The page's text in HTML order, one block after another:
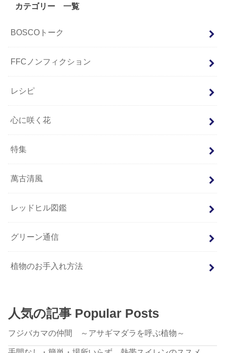
カテゴリー 一覧
BOSCOトーク
FFCノンフィクション
レシピ
心に咲く花
特集
萬古清風
レッドヒル図鑑
グリーン通信
植物のお手入れ方法
人気の記事 Popular Posts
フジバカマの仲間 ～アサギマダラを呼ぶ植物～